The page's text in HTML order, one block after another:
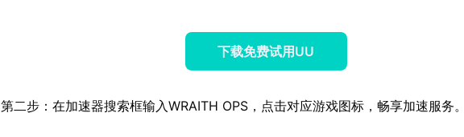
下载免费试用UU
第二步：在加速器搜索框输入WRAITH OPS，点击对应游戏图标，畅享加速服务